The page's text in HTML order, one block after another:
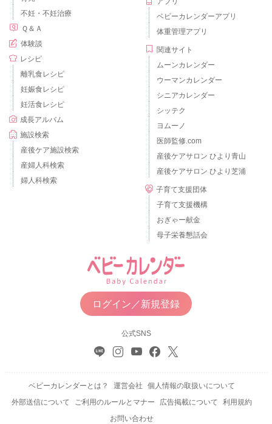
不妊・不妊治療
Ｑ＆Ａ
体験談
レシピ
離乳食レシピ
妊娠食レシピ
妊活食レシピ
成長アルバム
施設検索
産後ケア施設検索
産婦人科検索
婦人科検索
ベビーカレンダーアプリ
体重管理アプリ
関連サイト
ムーンカレンダー
ウーマンカレンダー
シニアカレンダー
シッテク
ヨムーノ
医師監修.com
産後ケアサロン ひより青山
産後ケアサロン ひより芝浦
子育て支援団体
子育て支援機構
おぎゃー献金
母子栄養懇話会
ログイン／新規登録
公式SNS
ベビーカレンダーとは？ 運営会社
個人情報の取扱いについて
外部送信について
ご利用のルールとマナー 広告掲載について
利用規約
お問い合わせ